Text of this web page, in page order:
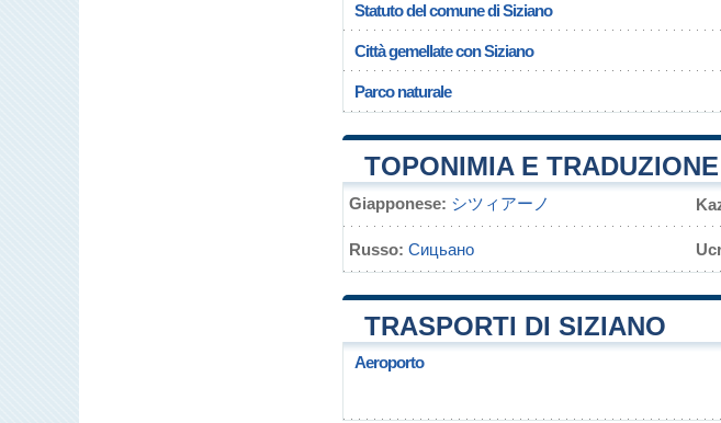
Statuto del comune di Siziano
Città gemellate con Siziano
Parco naturale
TOPONIMIA E
Giapponese: シツィアーノ
Russo: Сицьано
TRASPORTI DI SIZIANO
Aeroporto